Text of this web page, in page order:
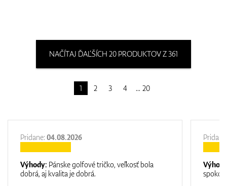
NAČÍTAJ ĎAĽŠÍCH 20 PRODUKTOV Z 361
1 2 3 4 20
Pridane: 04.08.2026
Výhody: Pánske golfové tričko, veľkosť bola
dobrá, aj kvalita je dobrá.